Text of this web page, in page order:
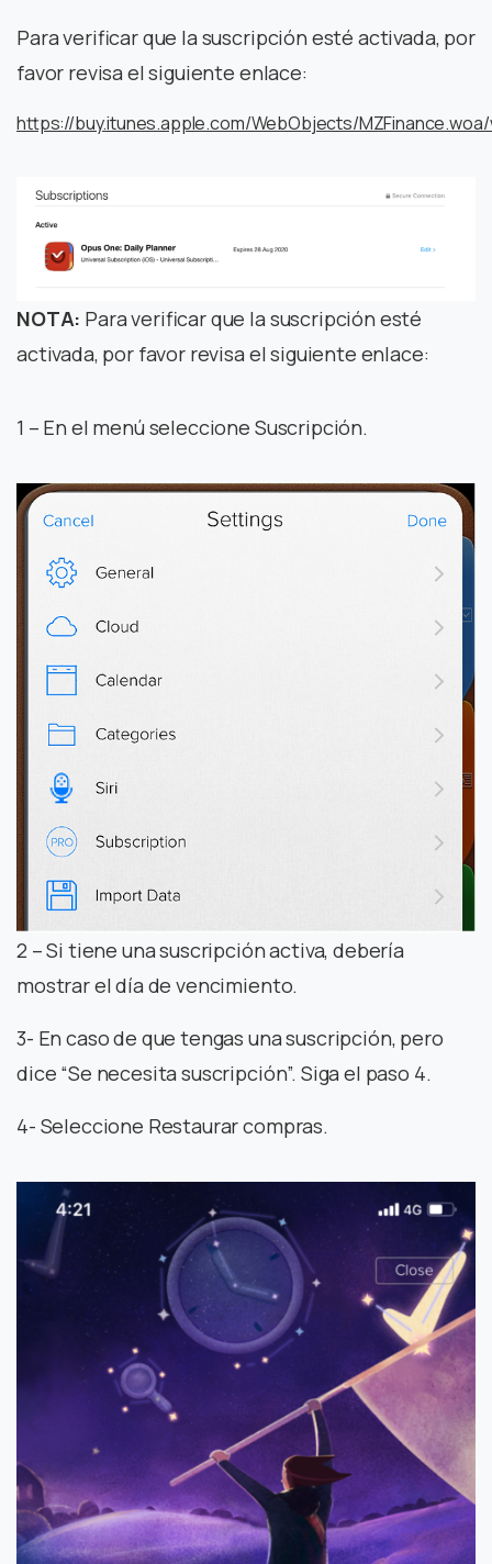
Para verificar que la suscripción esté activada, por
favor revisa el siguiente enlace:
https://buy.itunes.apple.com/WebObjects/
NOTA: Para verificar que la suscripción esté
activada, por favor revisa el siguiente enlace:
1 – En el menú seleccione Suscripción.
2 – Si tiene una suscripción activa, debería
mostrar el día de vencimiento.
3- En caso de que tengas una suscripción, pero
dice “Se necesita suscripción”. Siga el paso 4.
4- Seleccione Restaurar compras.